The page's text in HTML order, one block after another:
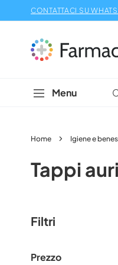
Salta
al
CONTATTACI SU
Menu
Home Igiene e
Tappi
Filtri
Prezzo